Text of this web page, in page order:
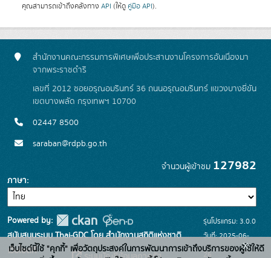
คุณสามารถเข้าถึงคลังทาง API (ให้ดู คู่มือ API).
สำนักงานคณะกรรมการพิเศษเพื่อประสานงานโครงการอันเนื่องมา
จากพระราชดำริ
เลขที่ 2012 ซอยอรุณอมรินทร์ 36 ถนนอรุณอมรินทร์ แขวงบางยี่ขัน
เขตบางพลัด กรุงเทพฯ 10700
02447 8500
saraban@rdpb.go.th
จำนวนผู้เข้าชม 127982
ภาษา
Powered by:
สนับสนุนระบบ Thai-GDC โดย สำนักงานสถิติแห่งชาติ
เว็บไซต์ที่
รุ่นโปรแกรม: 3.0.0
วันที่: 2025-06-
26
เว็บไซต์นี้ใช้ "คุกกี้" เพื่อวัตถุประสงค์ในการพัฒนาการเข้าถึงบริการของผู้ใช้ให้ดี
x